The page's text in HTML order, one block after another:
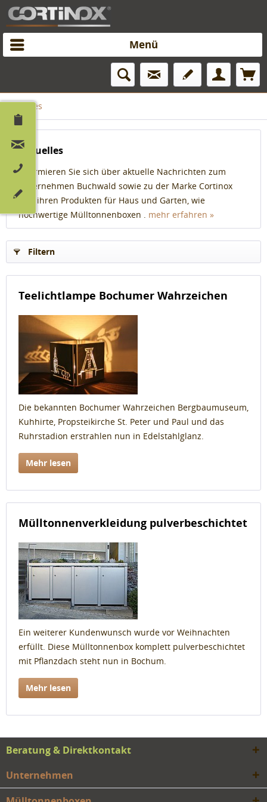
Menü
Aktuelles
Aktuelles
Informieren Sie sich über aktuelle Nachrichten zum
Unternehmen Buchwald sowie zu der Marke Cortinox
und ihren Produkten für Haus und Garten, wie
hochwertige Mülltonnenboxen . mehr erfahren »
Filtern
Teelichtlampe Bochumer Wahrzeichen
Die bekannten Bochumer Wahrzeichen Bergbaumuseum,
Kuhhirte, Propsteikirche St. Peter und Paul und das
Ruhrstadion erstrahlen nun in Edelstahlglanz.
Mehr lesen
Mülltonnenverkleidung pulverbeschichtet
Ein weiterer Kundenwunsch wurde vor Weihnachten
erfüllt. Diese Mülltonnenbox komplett pulverbeschichtet
mit Pflanzdach steht nun in Bochum.
Mehr lesen
Beratung & Direktkontakt
Unternehmen